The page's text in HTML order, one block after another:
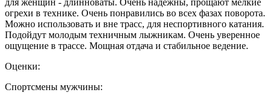
огрехи в технике. Очень понравились во всех фазах поворота.
Можно использовать и вне трасс, для неспортивного катания.
Подойдут молодым техничным лыжникам. Очень уверенное
ощущение в трассе. Мощная отдача и стабильное ведение.
Оценки:
Спортсмены мужчины: